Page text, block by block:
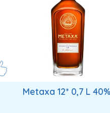
Metaxa 12* 0,7 L 40%